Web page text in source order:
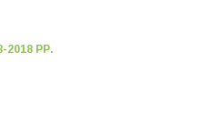
2018 РР.